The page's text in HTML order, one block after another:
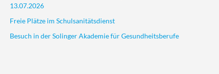
13.07.2026
Freie Plätze im Schulsanitätsdienst
Besuch in der Solinger Akademie für Gesundheitsberufe